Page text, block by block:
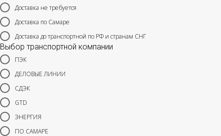
Доставка не требуется
Доставка по Самаре
Доставка до транспортной по РФ и странам СНГ
Выбор транспортной компании
ПЭК
ДЕЛОВЫЕ ЛИНИИ
СДЭК
GTD
ЭНЕРГИЯ
ПО САМАРЕ